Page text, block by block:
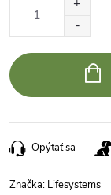
Opýtať sa
Značka: Lifesystems